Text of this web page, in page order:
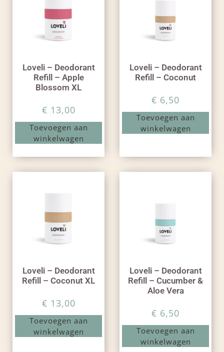
Loveli – Deodorant
Refill – Apple
Blossom XL
€ 13,00
Toevoegen aan
winkelwagen
Loveli – Deodorant
Refill – Coconut
€ 6,50
Toevoegen aan
winkelwagen
Loveli – Deodorant
Refill – Coconut XL
€ 13,00
Toevoegen aan
winkelwagen
Loveli – Deodorant
Refill – Cucumber &
Aloe Vera
€ 6,50
Toevoegen aan
winkelwagen